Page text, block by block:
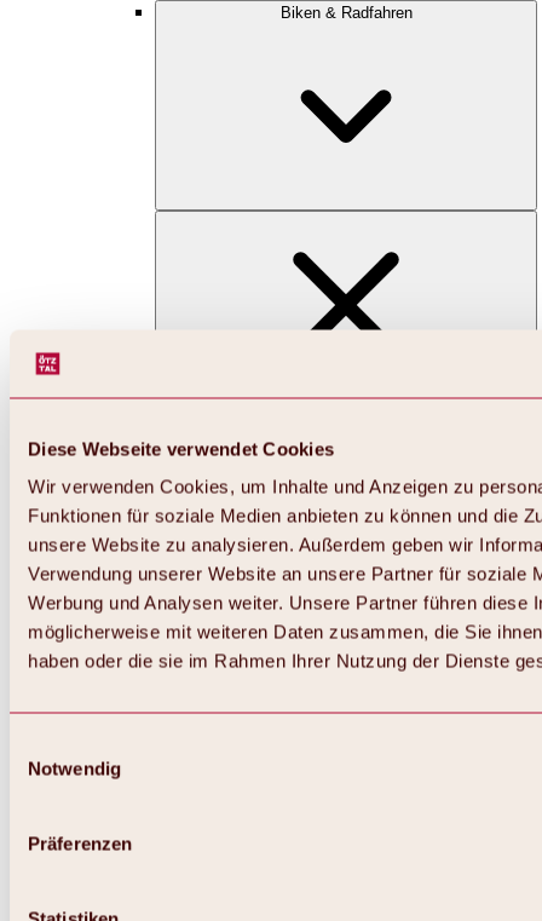
Diese Webseite verwendet Cookies
Wir verwenden Cookies, um Inhalte und Anzeigen zu
Funktionen für soziale Medien anbieten zu können und die
unsere Website zu analysieren. Außerdem geben wir
Verwendung unserer Website an unsere Partner für soziale
Werbung und Analysen weiter. Unsere Partner führen diese
möglicherweise mit weiteren Daten zusammen, die Sie
haben oder die sie im Rahmen Ihrer Nutzung der Dienste
Notwendig
Präferenzen
Biken & Radfahren